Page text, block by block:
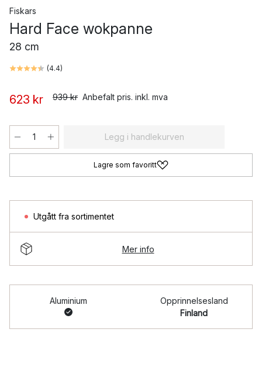
Fiskars
Hard Face wokpanne
28 cm
(4.4)
623 kr 939 kr Anbefalt pris. inkl. mva
Legg i handlekurven
Lagre som favoritt
Utgått fra sortimentet
Mer info
Aluminium
Opprinnelsesland
Finland